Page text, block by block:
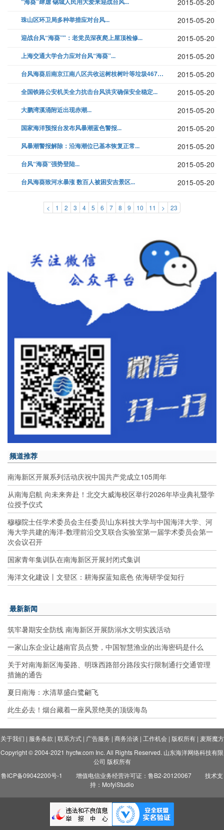
2015-05-20
珠山区环卫局多种举措应对台风... 2015-05-20
迎战台风“海葵”"：老党员深夜爬上屋顶检修... 2015-05-20
上海交通大学合力应对台风“海葵”... 2015-05-20
台风海葵后南京江南八区共收运树枝树叶等垃圾467吨... 2015-05-20
全国铁路公安机关全力抗击台风洪灾确保安全稳定... 2015-05-20
大鹏湾溪涌附近出现赤潮... 2015-05-20
国家海洋预报台发布风暴潮蓝色警报... 2015-05-20
风暴潮警报解除：沿海潮位已基本恢复正常... 2015-05-20
台风“海葵”强势登陆... 2015-05-20
台风海葵致河水暴涨 数百人被困安吉景区... 2015-05-20
< 1 2 3 4 5 6 7 8 9 10 11 > 23
频道推荐
南海新区开展系列活动庆祝中国共产党成立105周年
从南海启航 向未来奔赴！北交大威海校区举行2026年毕业典礼暨学
位授予仪式
穆穆院士任学术委员会主任委员!山东科技大学与中国海洋大学、河
海大学共建的海洋-数理前沿交叉联合实验室第一届学术委员会第一
次会议召开
国家青年集训队在南海新区开展封闭式集训
海洋文化建设丨文登区：耕海探蓝知底色 依海研学促知行
最新新闻
筑牢暑期安全防线 南海新区开展防溺水文明实践活动
一家山东企业让越南官员点赞，中国智慧渔业的出海密码是什么
关于对南海新区海晏路、明珠西路部分路段实行限制通行交通管理
措施的通告
夏日南海：水清草盛白鹭翩飞
此生必去！烟台藏着一座风景绝美的顶级海岛
关于我们 | 服务条款 | 联系方式| 广告服务 | 商务洽谈 | 工作机会| 版权所有| 麦斯魔方
Copyright © 2004-2021 hycfw.com Inc. All Rights Reserved. 山东海洋网络科技有限
公司 版权所有
鲁ICP备09042200号-1
增值电信业务经营许可证：鲁B2-20120067
技术支
持：MofyiStudio